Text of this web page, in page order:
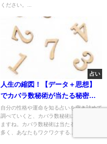
ください。...
占い
人生の縮図！【データ＋思想】
でカバラ数秘術が当たる秘密を
公開
自分の性格や運命を知る占いを突き詰めて
調べていくと、カバラ数秘術にたどり着き
ますね。カバラ数秘術は当たるという人は
多く、あなたもワクワクする...